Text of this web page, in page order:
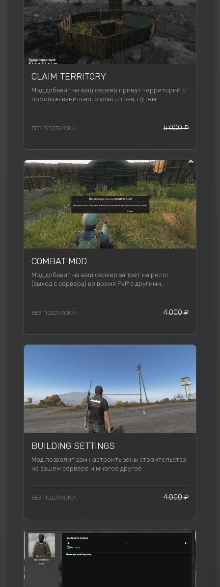
CLAIM TERRITORY
Мод добавит на ваш сервер приват территорий с
помощью ванильного флагштока, путем
БЕЗ ПОДПИСКИ: 5.000 ₽
COMBAT MOD
Мод добавит на ваш сервер запрет на релог
(выход с сервера) во время PvP с другими
БЕЗ ПОДПИСКИ: 4.000 ₽
BUILDING SETTINGS
Мод позволит вам настроить зоны строительства
на вашем сервере и многое другое.
БЕЗ ПОДПИСКИ: 4.000 ₽